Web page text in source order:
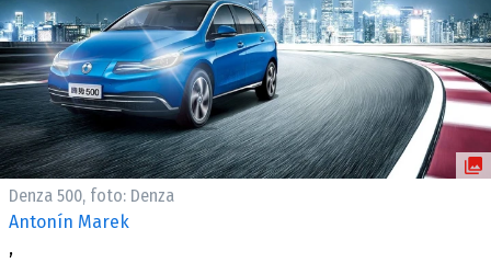
EKONOMIKA
ČESKÝ TRH
TUNING
PROFI
ELEKTRO
Denza 500, foto: Denza
Antonín Marek
,